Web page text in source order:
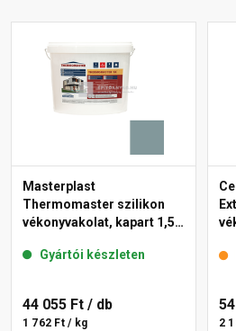
Masterplast
Thermomaster szilikon
vékonyvakolat, kapart 1,5
Gyártói készleten
44 055 Ft / db
1 762 Ft / kg 2